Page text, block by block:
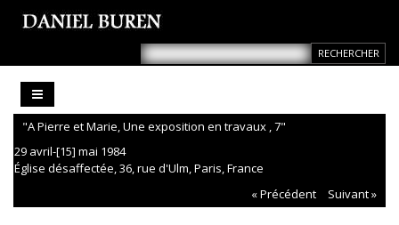
"A Pierre et Marie, Une exposition en travaux , 7"
29 avril-[15] mai 1984
Église désaffectée, 36, rue d'Ulm, Paris, France
« Précédent
Suivant »